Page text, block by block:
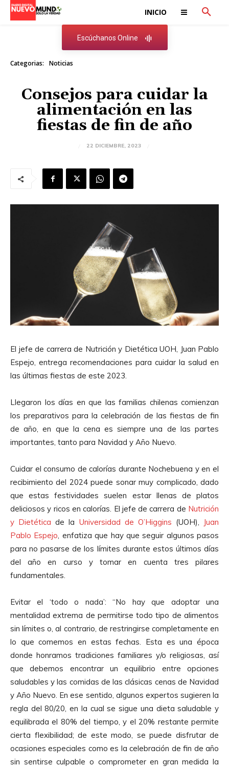
INICIO
Escúchanos Online
Categorias: Noticias
Consejos para cuidar la
alimentación en las
fiestas de fin de año
22 DICIEMBRE, 2023
El jefe de carrera de Nutrición y Dietética UOH, Juan Pablo
Espejo, entrega recomendaciones para cuidar la salud en
las últimas fiestas de este 2023.
Llegaron los días en que las familias chilenas comienzan
los preparativos para la celebración de las fiestas de fin
de año, en que la cena es siempre una de las partes
importantes, tanto para Navidad y Año Nuevo.
Cuidar el consumo de calorías durante Nochebuena y en el
recibimiento del 2024 puede sonar muy complicado, dado
que estas festividades suelen estar llenas de platos
deliciosos y ricos en calorías. El jefe de carrera de Nutrición
y Dietética de la Universidad de O’Higgins (UOH),
Juan
Pablo Espejo , enfatiza que hay que seguir algunos pasos
para no pasarse de los límites durante estos últimos días
del año en curso y tomar en cuenta tres pilares
fundamentales.
Evitar el ‘todo o nada’: “No hay que adoptar una
mentalidad extrema de permitirse todo tipo de alimentos
sin límites o, al contrario, de restringirse completamente en
lo que comemos en estas fechas. Esta es una época
donde honramos tradiciones familiares y/o religiosas, así
que debemos encontrar un equilibrio entre opciones
saludables y las comidas de las clásicas cenas de Navidad
y Año Nuevo. En ese sentido, algunos expertos sugieren la
regla del 80/20, en la cual se sigue una dieta saludable y
equilibrada el 80% del tiempo, y el 20% restante permite
cierta flexibilidad; de este modo, se puede disfrutar de
ocasiones especiales como es la celebración de fin de año
sin sentirse culpable o comprometer en gran medida la